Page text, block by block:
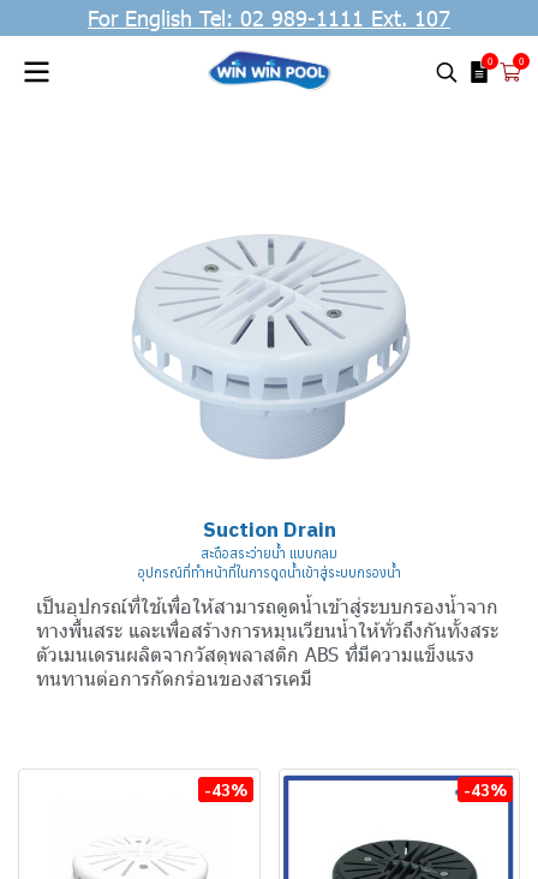
For English Tel: 02 989-1111 Ext. 107
0 0
Suction Drain
สะดือสระว่ายน้ำ แบบกลม
อุปกรณ์ที่ทำหน้าที่ในการดูดน้ำเข้าสู่ระบบกรองน้ำ
เป็นอุปกรณ์ที่ใช้เพื่อให้สามารถดูดน้ำเข้าสู่ระบบกรองน้ำจาก
ทางพื้นสระ และเพื่อสร้างการหมุนเวียนน้ำให้ทั่วถึงกันทั้งสระ
ตัวเมนเดรนผลิตจากวัสดุพลาสติก ABS ที่มีความแข็งแรง
ทนทานต่อการกัดกร่อนของสารเคมี
-43% -43%